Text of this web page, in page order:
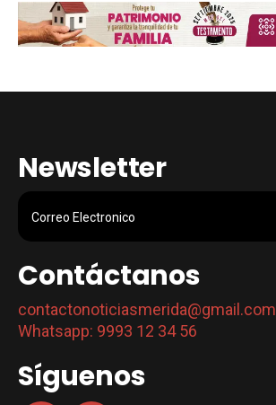
Newsletter
Contáctanos
contactonoticiasmerida@gmail.com
Whatsapp: 9993 12 34 56
Síguenos